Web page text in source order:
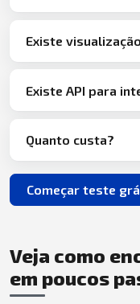
Existe
Existe API para
Quanto custa?
Começar teste
Veja como
em poucos